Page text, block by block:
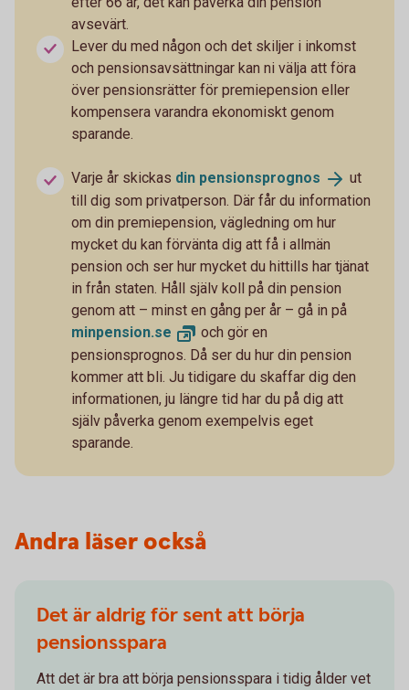
avsevärt.
Lever du med någon och det skiljer i inkomst
och pensionsavsättningar kan ni välja att föra
över pensionsrätter för premiepension eller
kompensera varandra ekonomiskt genom
sparande.
Varje år skickas din pensionsprognos
ut
till dig som privatperson. Där får du information
om din premiepension, vägledning om hur
mycket du kan förvänta dig att få i allmän
pension och ser hur mycket du hittills har tjänat
in från staten. Håll själv koll på din pension
genom att – minst en gång per år – gå in på
minpension.se
och gör en
pensionsprognos. Då ser du hur din pension
kommer att bli. Ju tidigare du skaffar dig den
informationen, ju längre tid har du på dig att
själv påverka genom exempelvis eget
sparande.
Andra läser också
Det är aldrig för sent att börja
pensionsspara
Att det är bra att börja pensionsspara i tidig ålder vet